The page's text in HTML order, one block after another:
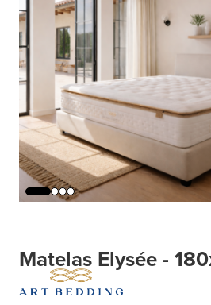
Matelas Elysée -